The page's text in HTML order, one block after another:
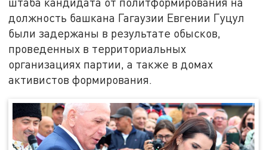
должность башкана Гагаузии Евгении Гуцул
были задержаны в результате обысков,
проведенных в территориальных
организациях партии, а также в домах
активистов формирования.